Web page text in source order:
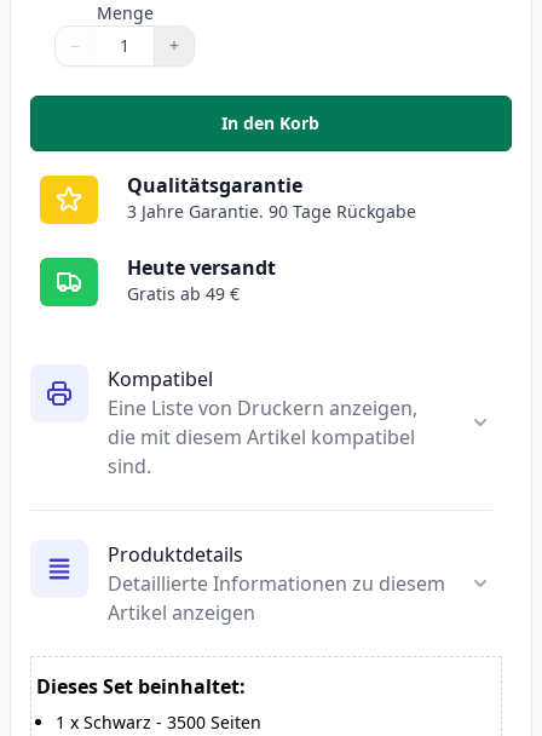
Kompatibel
Eine Liste von Druckern anzeigen,
die mit diesem Artikel kompatibel
sind.
Produktdetails
Detaillierte Informationen zu diesem
Artikel anzeigen
Dieses Set beinhaltet:
1 x Schwarz - 3500 Seiten
Menge
Menge
Verwenden Sie die Tasten, um anzupassen
− +
Menge 1
In den Korb
, Brother TN-3430 schwarz
Qualitätsgarantie
3 Jahre Garantie. 90 Tage Rückgabe
Heute versandt
Gratis ab 49 €